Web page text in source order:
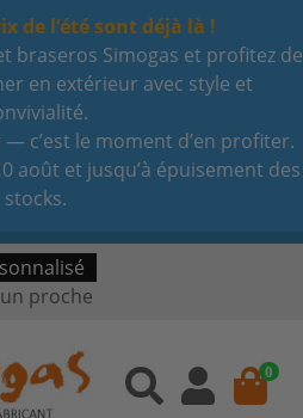
de l’été sont déjà là !
braseros Simogas et profitez de
en extérieur avec style et
c’est le moment d’en profiter.
août et jusqu’à épuisement des
stocks.
proche
0